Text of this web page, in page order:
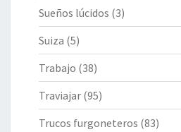
Sueños lúcidos (3)
Suiza (5)
Trabajo (38)
Traviajar (95)
Trucos furgoneteros (83)